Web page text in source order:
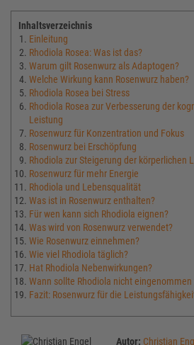
Inhaltsverzeichnis
Einleitung
Rhodiola Rosea: Was ist das?
Warum gilt Rosenwurz als Adaptogen?
Welche Wirkung kann Rosenwurz haben?
Rhodiola Rosea bei Stress
Rhodiola Rosea zur Verbesserung der
Leistung
Rosenwurz für Konzentration und Fokus
Rosenwurz bei Erschöpfung
Rhodiola zur Steigerung der körperlichen
Rosenwurz für mehr Energie
Rhodiola und Lebensqualität
Was ist in Rosenwurz enthalten?
Für wen kann sich Rhodiola eignen?
Was wird von Rosenwurz verwendet?
Wie Rosenwurz einnehmen?
Wie viel Rhodiola täglich?
Hat Rhodiola Nebenwirkungen?
Wann sollte Rhodiola nicht eingenommen
Fazit: Rosenwurz für die
Autor: Christian